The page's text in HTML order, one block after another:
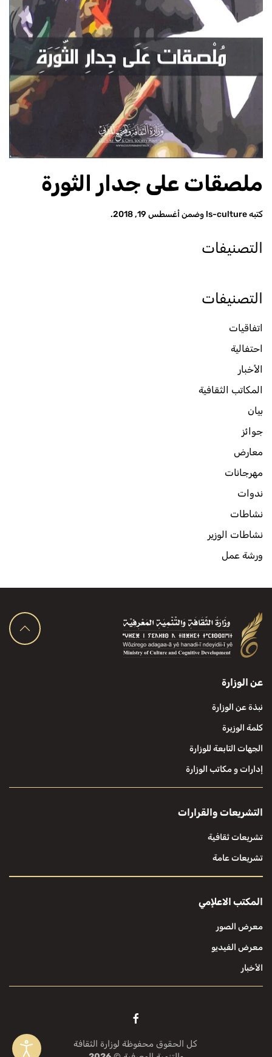
ملصقات على جدار الثورة
كتبهls-culture وضمنأغسطس 19, 2018 .
التصنيفات
التصنيفات
اتفاقيات
احتفالية
الأخبار
المكاتب الثقافية
بيان
جوائز
معارض
مهرجانات
ندوات
نشاطات
نشاطات الوزير
ورشة عمل
عن الوزارة
نبذة عن الوزارة
كلمة الوزيرة
الجهات التابعة للوزارة
إدارات و مكاتب الوزارة
التشريعات والقرارات
تشريعات ثقافية
تشريعات عامة
المكتب الاعلإمي
معرض الصور
معرض الفيديو
الأخبار
كل الحقوق محفوظة لوزارة الثقافة